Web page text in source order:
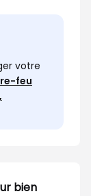
votre
feu
bien